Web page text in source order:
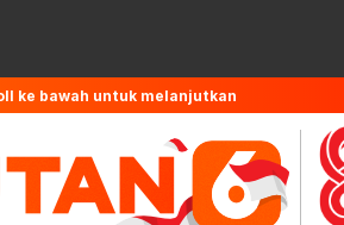
ke bawah untuk melanjutkan